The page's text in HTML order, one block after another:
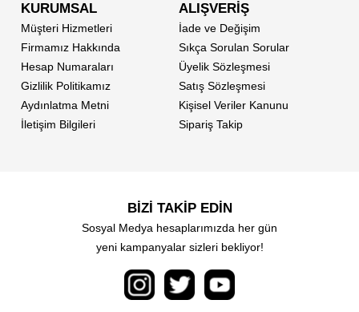
KURUMSAL
Müşteri Hizmetleri
Firmamız Hakkında
Hesap Numaraları
Gizlilik Politikamız
Aydınlatma Metni
İletişim Bilgileri
ALIŞVERİŞ
İade ve Değişim
Sıkça Sorulan Sorular
Üyelik Sözleşmesi
Satış Sözleşmesi
Kişisel Veriler Kanunu
Sipariş Takip
BİZİ TAKİP EDİN
Sosyal Medya hesaplarımızda her gün
yeni kampanyalar sizleri bekliyor!